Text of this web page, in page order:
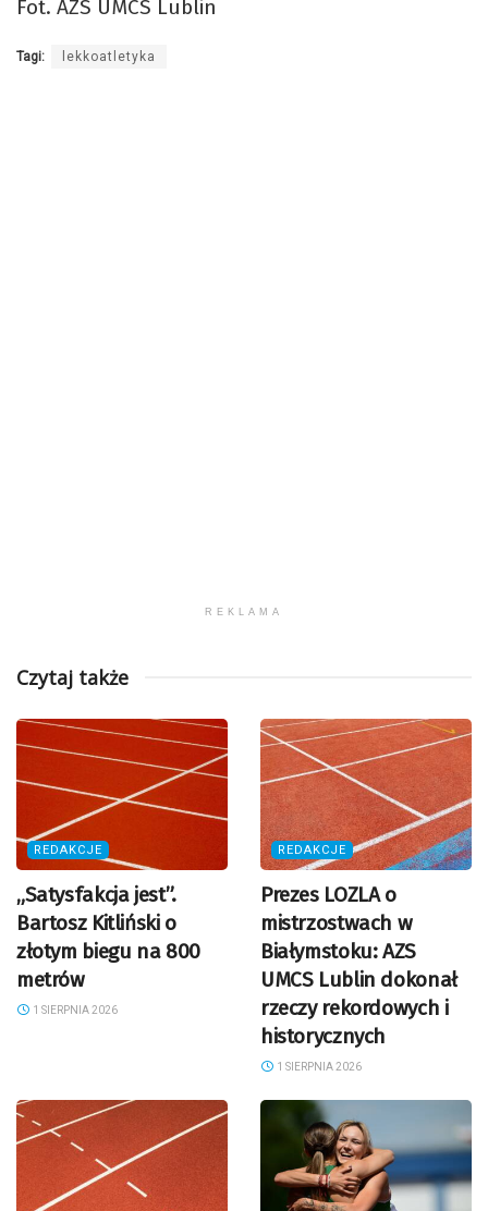
Fot. AZS UMCS Lublin
Tagi: lekkoatletyka
REKLAMA
Czytaj także
REDAKCJE
„Satysfakcja jest”.
Bartosz Kitliński o
złotym biegu na 800
metrów
1 SIERPNIA 2026
REDAKCJE
Prezes LOZLA o
mistrzostwach w
Białymstoku: AZS
UMCS Lublin dokonał
rzeczy rekordowych i
historycznych
1 SIERPNIA 2026